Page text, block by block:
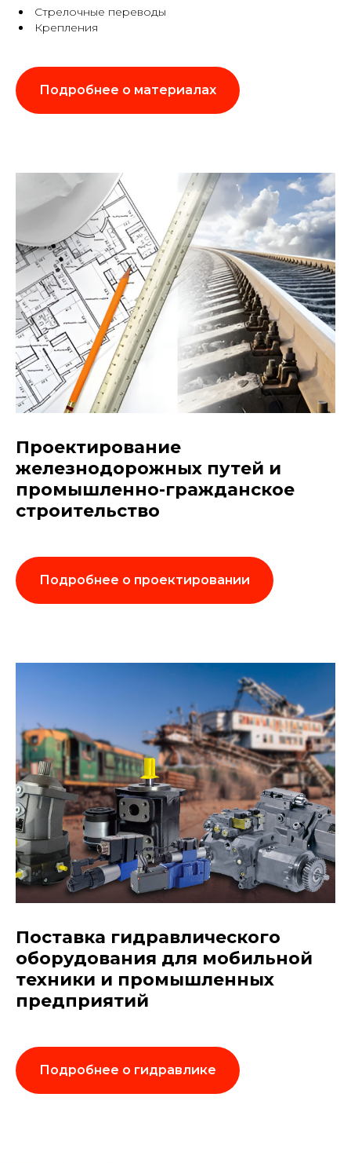
Стрелочные переводы
Крепления
Подробнее о материалах
Проектирование
железнодорожных путей и
промышленно-гражданское
строительство
Подробнее о проектировании
Поставка гидравлического
оборудования для мобильной
техники и промышленных
предприятий
Подробнее о гидравлике